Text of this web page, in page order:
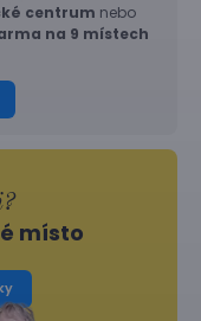
centrum nebo
na 9 místech
místo